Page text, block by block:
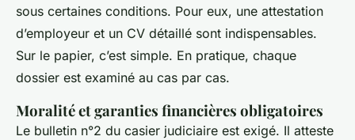
sous certaines conditions. Pour eux, une attestation
d’employeur et un CV détaillé sont indispensables.
Sur le papier, c’est simple. En pratique, chaque
dossier est examiné au cas par cas.
Moralité et garanties financières obligatoires
Le bulletin n°2 du casier judiciaire est exigé. Il atteste